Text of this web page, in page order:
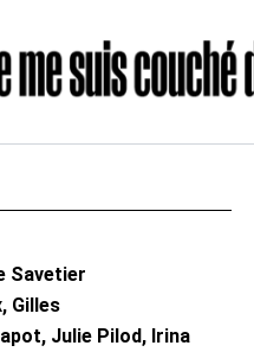
Savetier
Gilles
Julie Pilod, Irina